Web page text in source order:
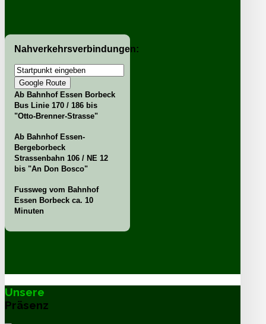
Nahverkehrsverbindungen:
Ab Bahnhof Essen Borbeck
Bus Linie 170 / 186 bis
"Otto-Brenner-Strasse"
Ab Bahnhof Essen-
Bergeborbeck
Strassenbahn 106 / NE 12
bis "An Don Bosco"
Fussweg vom Bahnhof
Essen Borbeck ca. 10
Minuten
Unsere
Präsenz